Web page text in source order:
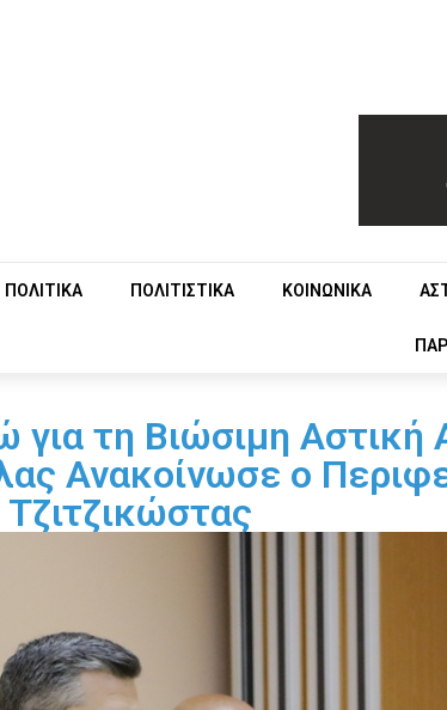
ΠΟΛΙΤΙΚΑ ΠΟΛΙΤΙΣΤΙΚΑ ΚΟΙΝΩΝΙΚΑ
για τη Βιώσιμη Αστική
Ανακοίνωσε ο